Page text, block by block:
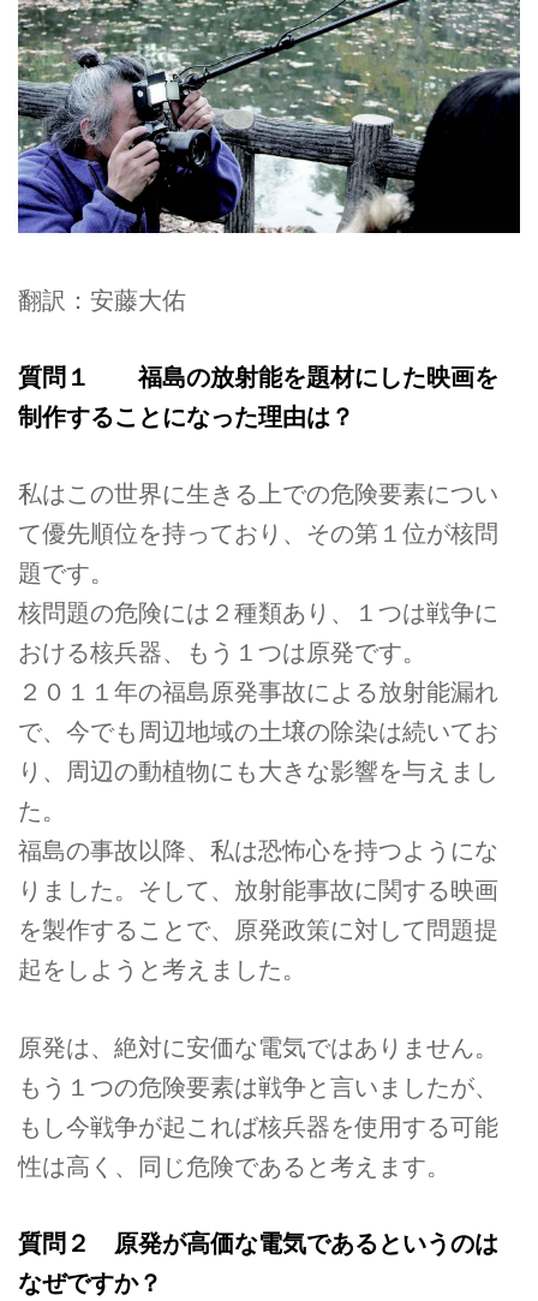
翻訳：安藤大佑
質問１ 福島の放射能を題材にした映画を
制作することになった理由は？
私はこの世界に生きる上での危険要素につい
て優先順位を持っており、その第１位が核問
題です。
核問題の危険には２種類あり、１つは戦争に
おける核兵器、もう１つは原発です。
２０１１年の福島原発事故による放射能漏れ
で、今でも周辺地域の土壌の除染は続いてお
り、周辺の動植物にも大きな影響を与えまし
た。
福島の事故以降、私は恐怖心を持つようにな
りました。そして、放射能事故に関する映画
を製作することで、原発政策に対して問題提
起をしようと考えました。
原発は、絶対に安価な電気ではありません。
もう１つの危険要素は戦争と言いましたが、
もし今戦争が起これば核兵器を使用する可能
性は高く、同じ危険であると考えます。
質問２ 原発が高価な電気であるというのは
なぜですか？